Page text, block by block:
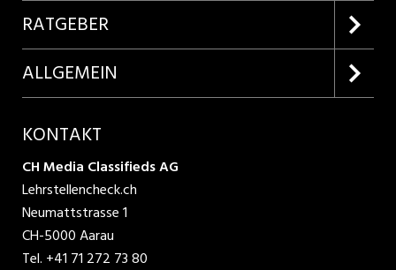
Lehrstellen suchen
Kundenlogin
Inserieren
Produkte
RATGEBER
Lehrberufe entdecken
ALLGEMEIN
AGB
Datenschutzbestimmungen
Nutzungsbedingungen
KONTAKT
CH Media Classifieds AG
Lehrstellencheck.ch
Neumattstrasse 1
CH-5000 Aarau
Tel. +41 71 272 73 80